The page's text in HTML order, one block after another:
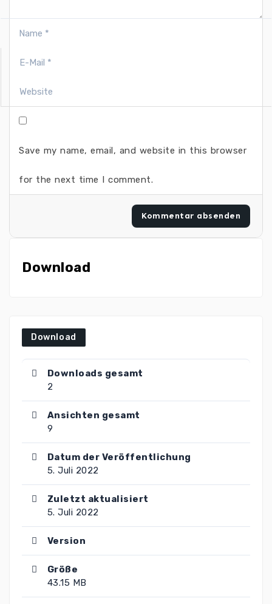
Save my name, email, and website in this browser
for the next time I comment.
Download
Download
Downloads gesamt
2
Ansichten gesamt
9
Datum der Veröffentlichung
5. Juli 2022
Zuletzt aktualisiert
5. Juli 2022
Version
Größe
43.15 MB